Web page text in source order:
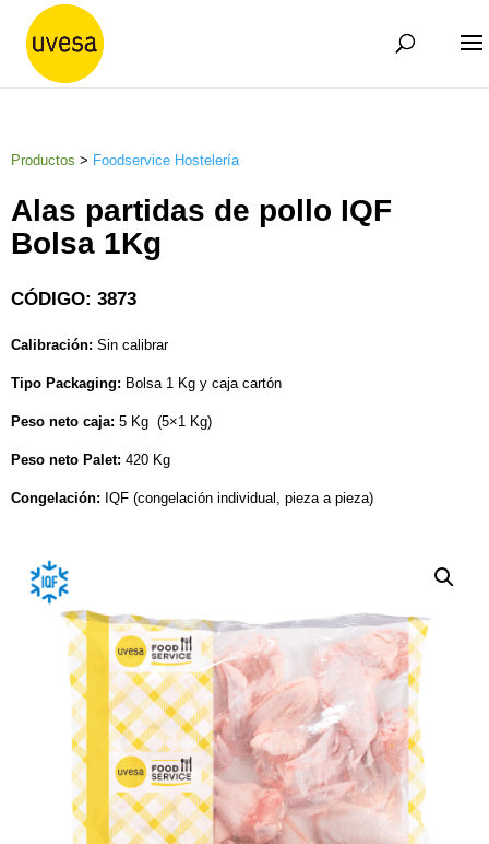
Productos > Foodservice Hostelería
Alas partidas de pollo IQF
Bolsa 1Kg
CÓDIGO: 3873
Calibración: Sin calibrar
Tipo Packaging: Bolsa 1 Kg y caja cartón
Peso neto caja: 5 Kg (5×1 Kg)
Peso neto Palet: 420 Kg
Congelación: IQF (congelación individual, pieza a pieza)